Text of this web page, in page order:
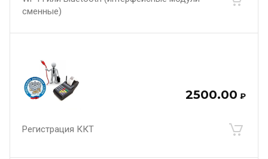
сменные)
2500.00 ₽
Регистрация ККТ